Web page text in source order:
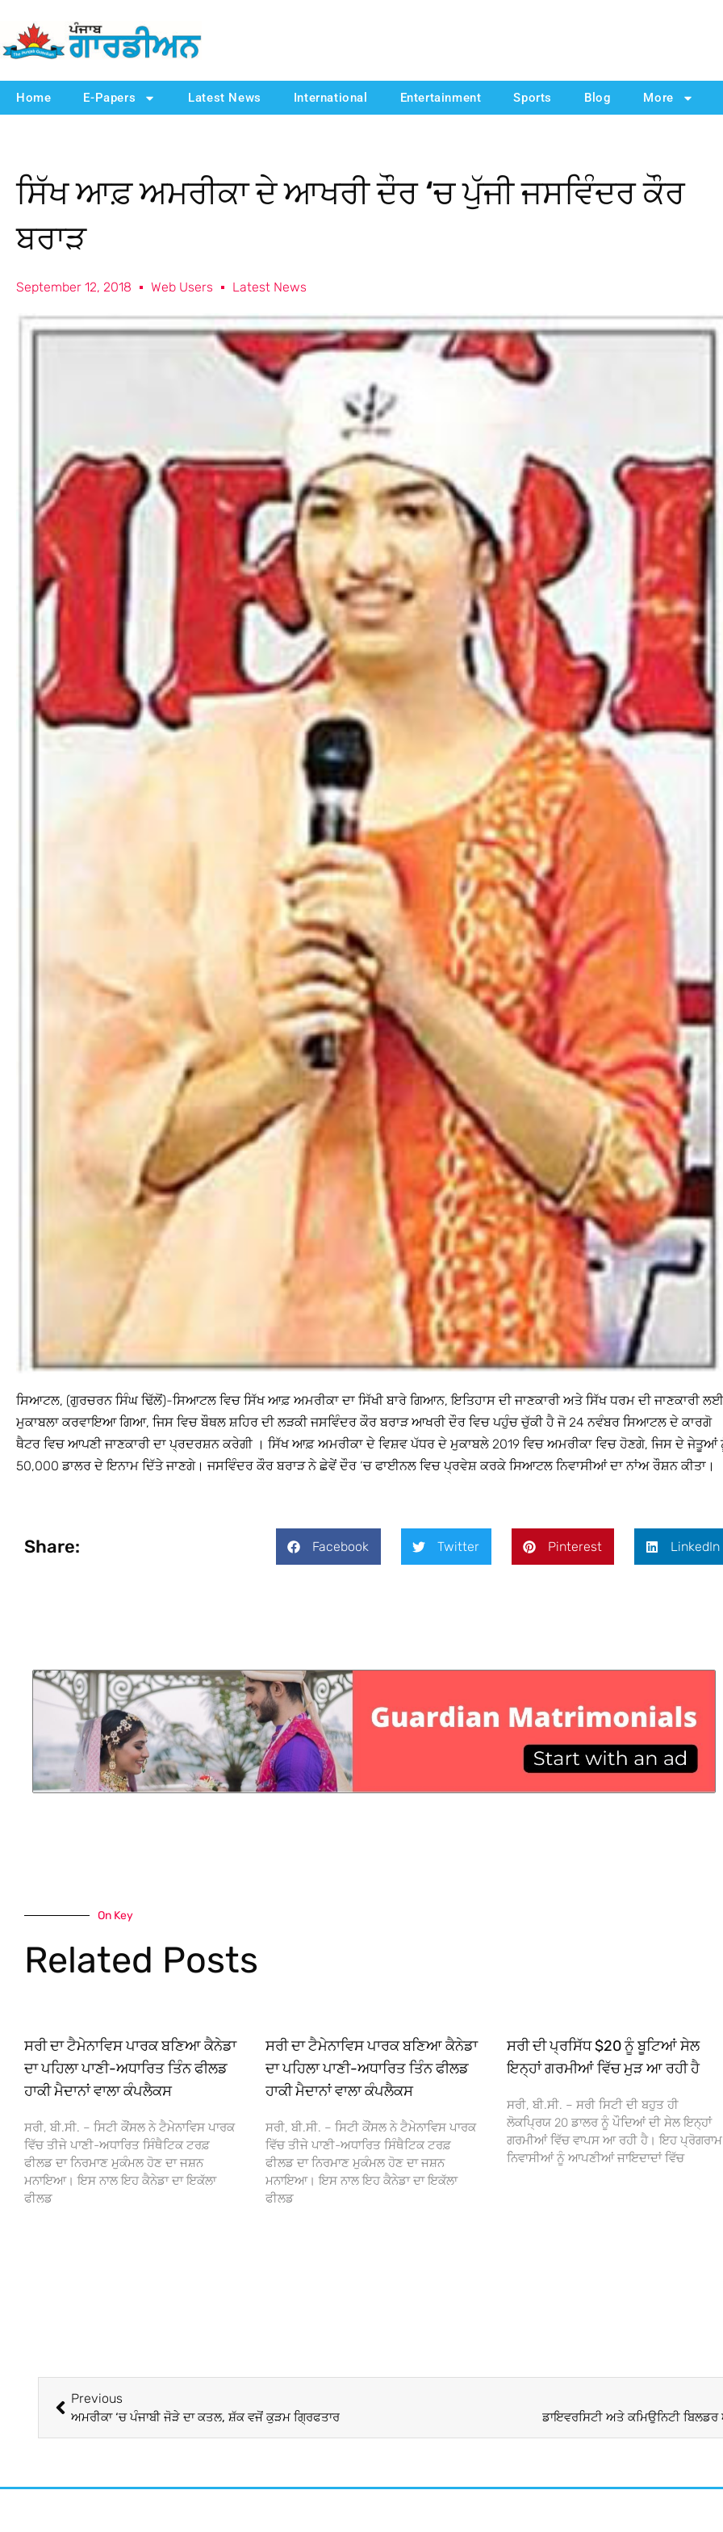
Home E-Papers Latest News International Entertainment Sports Blog More
ਸਿੱਖ ਆਫ਼ ਅਮਰੀਕਾ ਦੇ ਆਖਰੀ ਦੌਰ ‘ਚ ਪੁੱਜੀ ਜਸਵਿੰਦਰ ਕੌਰ
ਬਰਾੜ
September 12, 2018 Web Users Latest News
ਸਿਆਟਲ, (ਗੁਰਚਰਨ ਸਿੰਘ ਢਿੱਲੋਂ)-ਸਿਆਟਲ ਵਿਚ ਸਿੱਖ ਆਫ਼ ਅਮਰੀਕਾ ਦਾ ਸਿੱਖੀ ਬਾਰੇ ਗਿਆਨ, ਇਤਿਹਾਸ ਦੀ ਜਾਣਕਾਰੀ ਅਤੇ ਸਿੱਖ ਧਰਮ ਦੀ ਜਾਣਕਾਰੀ ਲਈ
ਮੁਕਾਬਲਾ ਕਰਵਾਇਆ ਗਿਆ, ਜਿਸ ਵਿਚ ਬੌਥਲ ਸ਼ਹਿਰ ਦੀ ਲੜਕੀ ਜਸਵਿੰਦਰ ਕੌਰ ਬਰਾੜ ਆਖਰੀ ਦੌਰ ਵਿਚ ਪਹੁੰਚ ਚੁੱਕੀ ਹੈ ਜੋ 24 ਨਵੰਬਰ ਸਿਆਟਲ ਦੇ ਕਾਰਗੋ
ਥੈਟਰ ਵਿਚ ਆਪਣੀ ਜਾਣਕਾਰੀ ਦਾ ਪ੍ਰਦਰਸ਼ਨ ਕਰੇਗੀ । ਸਿੱਖ ਆਫ਼ ਅਮਰੀਕਾ ਦੇ ਵਿਸ਼ਵ ਪੱਧਰ ਦੇ ਮੁਕਾਬਲੇ 2019 ਵਿਚ ਅਮਰੀਕਾ ਵਿਚ ਹੋਣਗੇ, ਜਿਸ ਦੇ ਜੇਤੂਆਂ
50,000 ਡਾਲਰ ਦੇ ਇਨਾਮ ਦਿੱਤੇ ਜਾਣਗੇ। ਜਸਵਿੰਦਰ ਕੌਰ ਬਰਾੜ ਨੇ ਛੇਵੇਂ ਦੌਰ ‘ਚ ਫਾਈਨਲ ਵਿਚ ਪ੍ਰਵੇਸ਼ ਕਰਕੇ ਸਿਆਟਲ ਨਿਵਾਸੀਆਂ ਦਾ ਨਾਂਅ ਰੌਸ਼ਨ ਕੀਤਾ।
Share: Facebook Twitter Pinterest LinkedIn
On Key
Related Posts
ਸਰੀ ਦਾ ਟੈਮੇਨਾਵਿਸ ਪਾਰਕ ਬਣਿਆ ਕੈਨੇਡਾ
ਦਾ ਪਹਿਲਾ ਪਾਣੀ-ਅਧਾਰਿਤ ਤਿੰਨ ਫੀਲਡ
ਹਾਕੀ ਮੈਦਾਨਾਂ ਵਾਲਾ ਕੰਪਲੈਕਸ
ਸਰੀ, ਬੀ.ਸੀ. – ਸਿਟੀ ਕੌਂਸਲ ਨੇ ਟੈਮੇਨਾਵਿਸ ਪਾਰਕ
ਵਿੱਚ ਤੀਜੇ ਪਾਣੀ-ਅਧਾਰਿਤ ਸਿੰਥੈਟਿਕ ਟਰਫ਼
ਫੀਲਡ ਦਾ ਨਿਰਮਾਣ ਮੁਕੰਮਲ ਹੋਣ ਦਾ ਜਸ਼ਨ
ਮਨਾਇਆ। ਇਸ ਨਾਲ ਇਹ ਕੈਨੇਡਾ ਦਾ ਇਕੱਲਾ
ਫੀਲਡ
ਸਰੀ ਦਾ ਟੈਮੇਨਾਵਿਸ ਪਾਰਕ ਬਣਿਆ ਕੈਨੇਡਾ
ਦਾ ਪਹਿਲਾ ਪਾਣੀ-ਅਧਾਰਿਤ ਤਿੰਨ ਫੀਲਡ
ਹਾਕੀ ਮੈਦਾਨਾਂ ਵਾਲਾ ਕੰਪਲੈਕਸ
ਸਰੀ, ਬੀ.ਸੀ. – ਸਿਟੀ ਕੌਂਸਲ ਨੇ ਟੈਮੇਨਾਵਿਸ ਪਾਰਕ
ਵਿੱਚ ਤੀਜੇ ਪਾਣੀ-ਅਧਾਰਿਤ ਸਿੰਥੈਟਿਕ ਟਰਫ਼
ਫੀਲਡ ਦਾ ਨਿਰਮਾਣ ਮੁਕੰਮਲ ਹੋਣ ਦਾ ਜਸ਼ਨ
ਮਨਾਇਆ। ਇਸ ਨਾਲ ਇਹ ਕੈਨੇਡਾ ਦਾ ਇਕੱਲਾ
ਫੀਲਡ
ਸਰੀ ਦੀ ਪ੍ਰਸਿੱਧ $20 ਨੂੰ ਬੂਟਿਆਂ ਸੇਲ
ਇਨ੍ਹਾਂ ਗਰਮੀਆਂ ਵਿੱਚ ਮੁੜ ਆ ਰਹੀ ਹੈ
ਸਰੀ, ਬੀ.ਸੀ. – ਸਰੀ ਸਿਟੀ ਦੀ ਬਹੁਤ ਹੀ
ਲੋਕਪ੍ਰਿਯ 20 ਡਾਲਰ ਨੂੰ ਪੌਦਿਆਂ ਦੀ ਸੇਲ ਇਨ੍ਹਾਂ
ਗਰਮੀਆਂ ਵਿੱਚ ਵਾਪਸ ਆ ਰਹੀ ਹੈ। ਇਹ ਪ੍ਰੋਗਰਾਮ
ਨਿਵਾਸੀਆਂ ਨੂੰ ਆਪਣੀਆਂ ਜਾਇਦਾਦਾਂ ਵਿੱਚ
Previous
ਅਮਰੀਕਾ ‘ਚ ਪੰਜਾਬੀ ਜੋੜੇ ਦਾ ਕਤਲ, ਸ਼ੱਕ ਵਜੋਂ ਕੁੜਮ ਗ੍ਰਿਫਤਾਰ